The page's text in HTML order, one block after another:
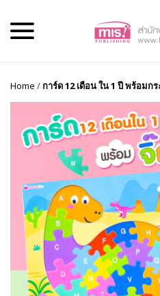
Home /การ์ด 12 เดือน ใน 1 ปี พร้อม